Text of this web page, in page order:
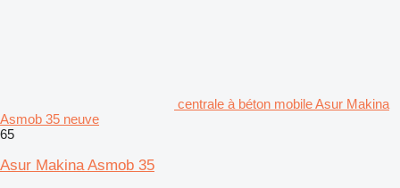
centrale à béton mobile Asur Makina
Asmob 35 neuve
65
Asur Makina Asmob 35